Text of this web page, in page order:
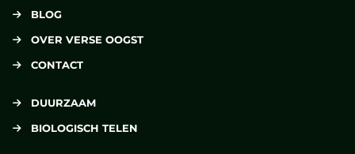
BLOG
OVER VERSE OOGST
CONTACT
DUURZAAM
BIOLOGISCH TELEN